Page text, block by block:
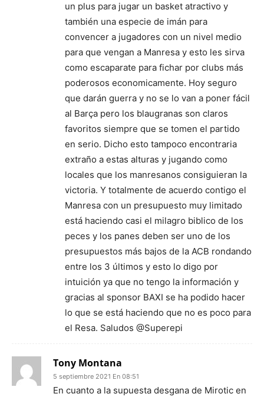
un plus para jugar un basket atractivo y
también una especie de imán para
convencer a jugadores con un nivel medio
para que vengan a Manresa y esto les sirva
como escaparate para fichar por clubs más
poderosos economicamente. Hoy seguro
que darán guerra y no se lo van a poner fácil
al Barça pero los blaugranas son claros
favoritos siempre que se tomen el partido
en serio. Dicho esto tampoco encontraria
extraño a estas alturas y jugando como
locales que los manresanos consiguieran la
victoria. Y totalmente de acuerdo contigo el
Manresa con un presupuesto muy limitado
está haciendo casi el milagro biblico de los
peces y los panes deben ser uno de los
presupuestos más bajos de la ACB rondando
entre los 3 últimos y esto lo digo por
intuición ya que no tengo la información y
gracias al sponsor BAXI se ha podido hacer
lo que se está haciendo que no es poco para
el Resa. Saludos @Superepi
Tony Montana
5 septiembre 2021 En 08:51
En cuanto a la supuesta desgana de Mirotic en